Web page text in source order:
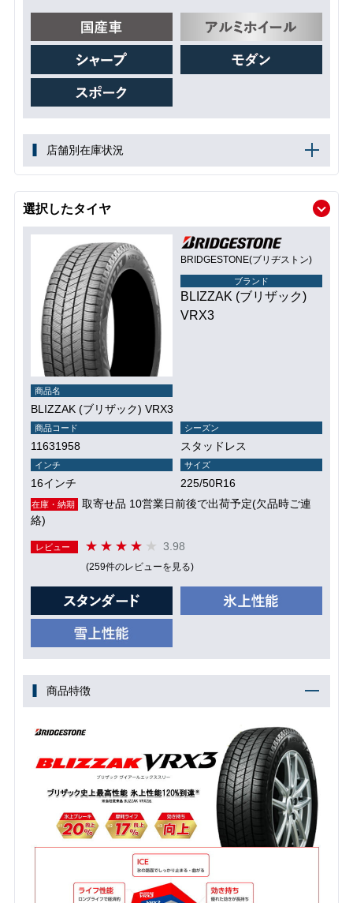
店舗別在庫状況
選択したタイヤ
BRIDGESTONE(ブリヂストン)
ブランド
BLIZZAK (ブリザック)
VRX3
商品名
BLIZZAK (ブリザック) VRX3
商品コード
11631958
シーズン
スタッドレス
インチ
16インチ
サイズ
225/50R16
在庫・納期
取寄せ品 10営業日前後で出荷予定(欠品時ご連
絡)
レビュー 3.98
(259件のレビューを見る)
商品特徴